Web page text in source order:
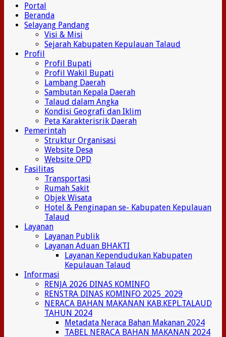
Portal
Beranda
Selayang Pandang
Visi & Misi
Sejarah Kabupaten Kepulauan Talaud
Profil
Profil Bupati
Profil Wakil Bupati
Lambang Daerah
Sambutan Kepala Daerah
Talaud dalam Angka
Kondisi Geografi dan Iklim
Peta Karakterisrik Daerah
Pemerintah
Struktur Organisasi
Website Desa
Website OPD
Fasilitas
Transportasi
Rumah Sakit
Objek Wisata
Hotel & Penginapan se- Kabupaten Kepulauan
Talaud
Layanan
Layanan Publik
Layanan Aduan BHAKTI
Layanan Kependudukan Kabupaten
Kepulauan Talaud
Informasi
RENJA 2026 DINAS KOMINFO
RENSTRA DINAS KOMINFO 2025_2029
NERACA BAHAN MAKANAN KAB.KEPL.TALAUD
TAHUN 2024
Metadata Neraca Bahan Makanan 2024
TABEL NERACA BAHAN MAKANAN 2024